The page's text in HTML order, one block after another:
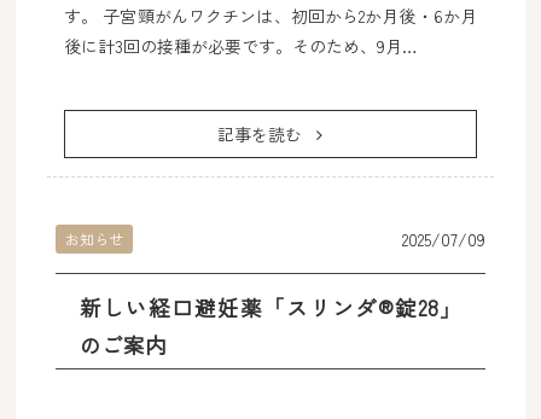
す。 子宮頸がんワクチンは、初回から2か月後・6か月
後に計3回の接種が必要です。そのため、9月…
記事を読む
新しい経口避妊薬「スリンダ®錠28」
のご案内
お知らせ 2025/07/09